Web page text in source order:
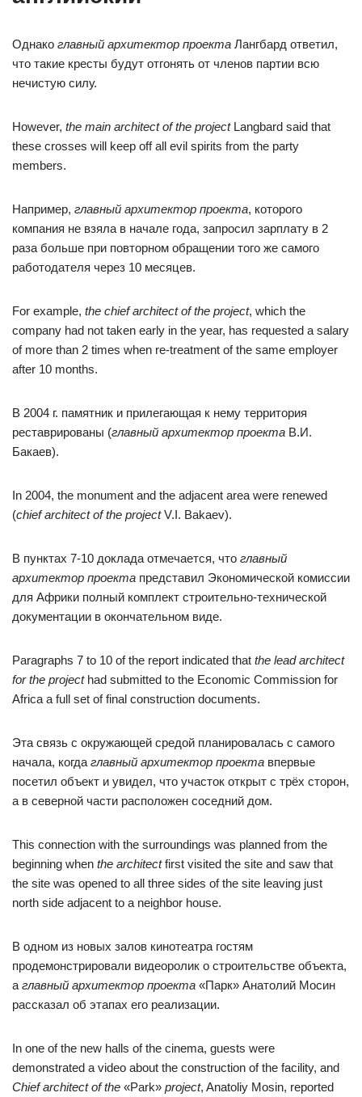
Однако главный архитектор проекта Лангбард ответил,
что такие кресты будут отгонять от членов партии всю
нечистую силу.
However, the main architect of the projectLangbard said that
these crosses will keep off all evil spirits from the party
members.
Например, главный архитектор проекта, которого
компания не взяла в начале года, запросил зарплату в 2
раза больше при повторном обращении того же самого
работодателя через 10 месяцев.
For example, the chief architect of the project, which the
company had not taken early in the year, has requested a salary
of more than 2 times when re-treatment of the same employer
after 10 months.
В 2004 г. памятник и прилегающая к нему территория
реставрированы (главный архитектор проекта В.И.
Бакаев).
In 2004, the monument and the adjacent area were renewed
(chief architect of the projectV.I. Bakaev).
В пунктах 7-10 доклада отмечается, что главный
архитектор проекта представил Экономической комиссии
для Африки полный комплект строительно-технической
документации в окончательном виде.
Paragraphs 7 to 10 of the report indicated that the lead architect
for the projecthad submitted to the Economic Commission for
Africa a full set of final construction documents.
Эта связь с окружающей средой планировалась с самого
начала, когда главный архитектор проекта впервые
посетил объект и увидел, что участок открыт с трёх сторон,
а в северной части расположен соседний дом.
This connection with the surroundings was planned from the
beginning when the architectfirst visited the site and saw that
the site was opened to all three sides of the site leaving just
north side adjacent to a neighbor house.
В одном из новых залов кинотеатра гостям
продемонстрировали видеоролик о строительстве объекта,
а главный архитектор проекта «Парк» Анатолий Мосин
рассказал об этапах его реализации.
In one of the new halls of the cinema, guests were
demonstrated a video about the construction of the facility, and
Chief architect of the «Park» project, Anatoliy Mosin, reported